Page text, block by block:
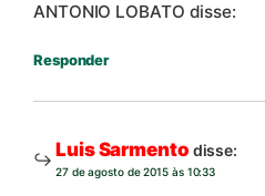
ANTONIO LOBATO disse:
Responder
Luis Sarmento disse:
27 de agosto de 2015 às 10:33